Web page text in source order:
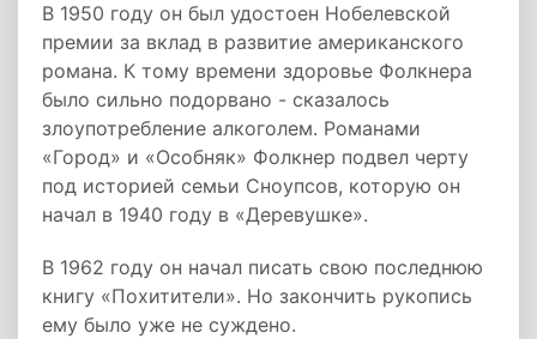
В 1950 году он был удостоен Нобелевской
премии за вклад в развитие американского
романа. К тому времени здоровье Фолкнера
было сильно подорвано - сказалось
злоупотребление алкоголем. Романами
«Город» и «Особняк» Фолкнер подвел черту
под историей семьи Сноупсов, которую он
начал в 1940 году в «Деревушке».
В 1962 году он начал писать свою последнюю
книгу «Похитители». Но закончить рукопись
ему было уже не суждено.